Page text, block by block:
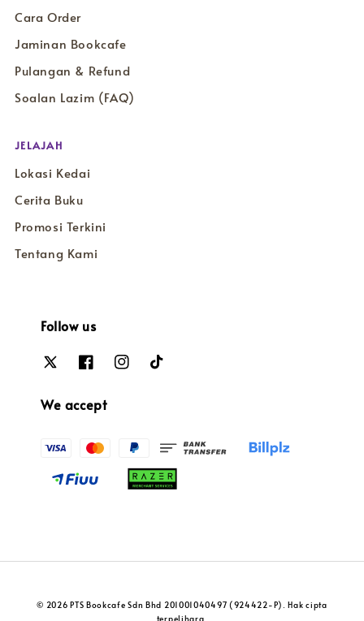
Cara Order
Jaminan Bookcafe
Pulangan & Refund
Soalan Lazim (FAQ)
JELAJAH
Lokasi Kedai
Cerita Buku
Promosi Terkini
Tentang Kami
Follow us
We accept
© 2026 PTS Bookcafe Sdn Bhd 201001040497 (924422-P). Hak cipta